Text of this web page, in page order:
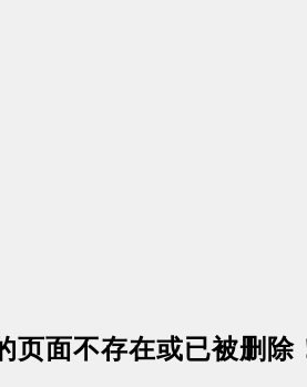
页面不存在或已被删除